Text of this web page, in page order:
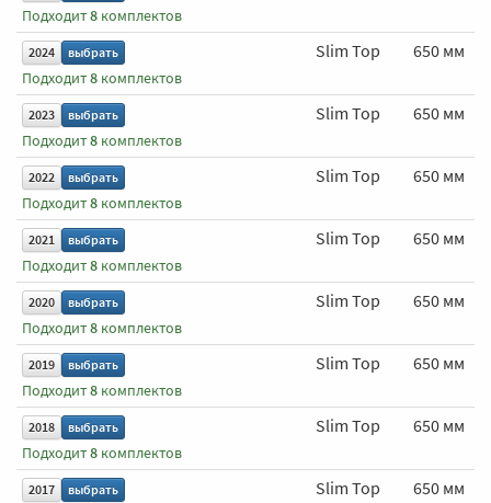
Подходит8 комплектов
2024 выбрать
Подходит8 комплектов
Slim Top 650 мм
2023 выбрать
Подходит8 комплектов
Slim Top 650 мм
2022 выбрать
Подходит8 комплектов
Slim Top 650 мм
2021 выбрать
Подходит8 комплектов
Slim Top 650 мм
2020 выбрать
Подходит8 комплектов
Slim Top 650 мм
2019 выбрать
Подходит8 комплектов
Slim Top 650 мм
2018 выбрать
Подходит8 комплектов
Slim Top 650 мм
2017 выбрать Slim Top 650 мм